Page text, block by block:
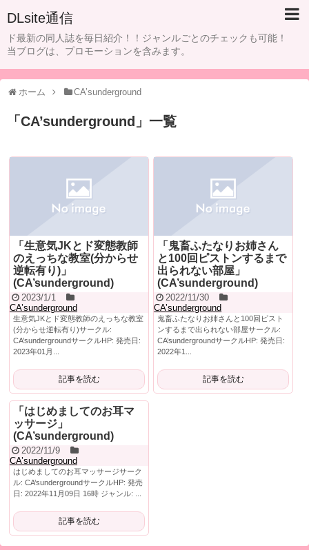
DLsite通信
ド最新の同人誌を毎日紹介！！ジャンルごとのチェックも可能！
当ブログは、プロモーションを含みます。
ホーム CA’sunderground
「 CA’sunderground 」 一覧
「生意気JKとド変態教師
のえっちな教室(分からせ
逆転有り)」
(CA’sunderground)
2023/1/1
CA’sunderground
生意気JKとド変態教師のえっちな教室
(分からせ逆転有り)サークル:
CA’sundergroundサークルHP: 発売日:
2023年01月...
記事を読む
「鬼畜ふたなりお姉さん
と100回ピストンするまで
出られない部屋」
(CA’sunderground)
2022/11/30
CA’sunderground
鬼畜ふたなりお姉さんと100回ピスト
ンするまで出られない部屋サークル:
CA’sundergroundサークルHP: 発売日:
2022年1...
記事を読む
「はじめましてのお耳マ
ッサージ」
(CA’sunderground)
2022/11/9
CA’sunderground
はじめましてのお耳マッサージサーク
ル: CA’sundergroundサークルHP: 発売
日: 2022年11月09日 16時 ジャンル: ...
記事を読む